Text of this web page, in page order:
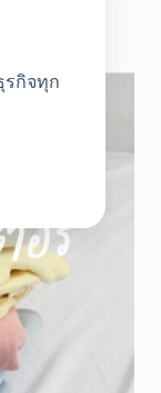
รกิจทุก